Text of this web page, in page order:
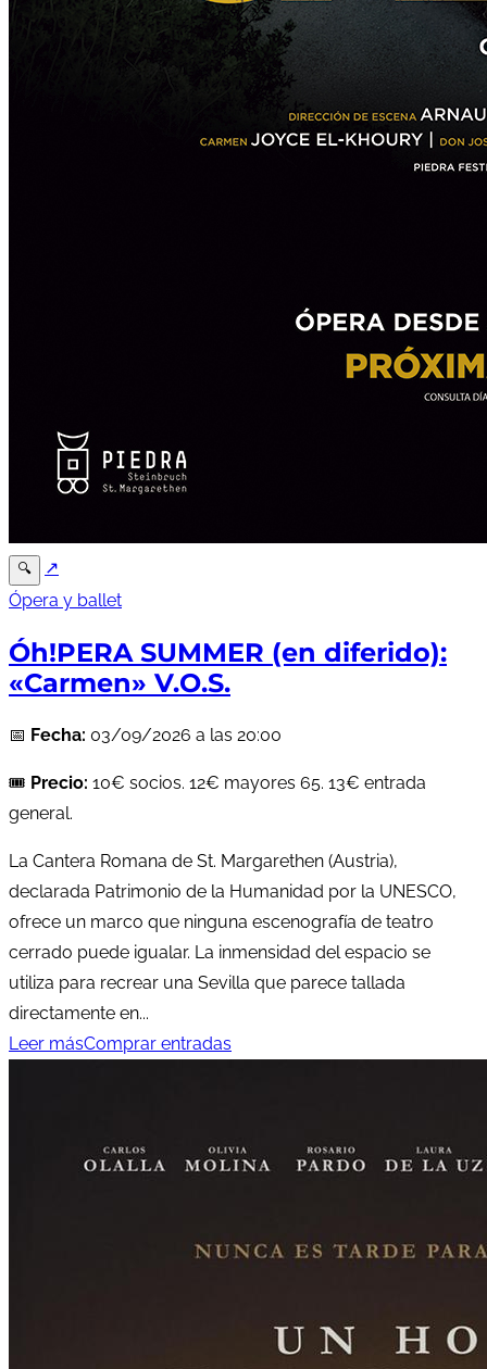
🔍
↗
Ópera y ballet
Óh!PERA SUMMER (en diferido):
«Carmen» V.O.S.
📅 Fecha: 03/09/2026 a las 20:00
🎟️ Precio: 10€ socios. 12€ mayores 65. 13€ entrada
general.
La Cantera Romana de St. Margarethen (Austria),
declarada Patrimonio de la Humanidad por la UNESCO,
ofrece un marco que ninguna escenografía de teatro
cerrado puede igualar. La inmensidad del espacio se
utiliza para recrear una Sevilla que parece tallada
directamente en...
Leer másComprar entradas